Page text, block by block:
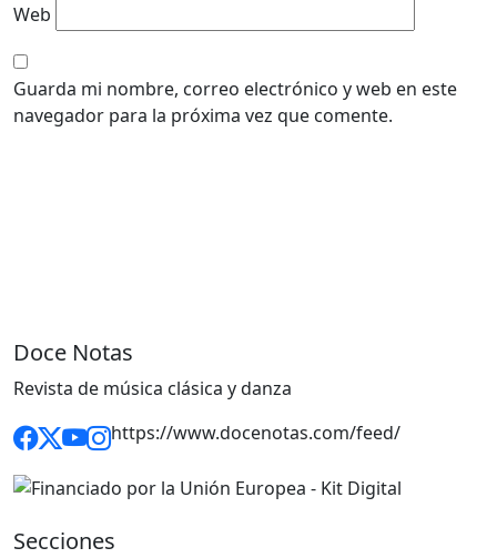
Web
Guarda mi nombre, correo electrónico y web en este
navegador para la próxima vez que comente.
Doce Notas
Revista de música clásica y danza
https://www.docenotas.com/feed/
Secciones